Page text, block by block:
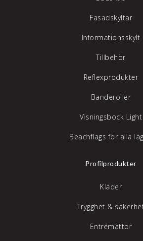
Fasadskyltar
Informationsskylt
Tillbehör
Reflexprodukter
Banderoller
Visningsbock Light
Beachflags för alla
Profilprodukter
Kläder
Trygghet &
Entrémattor